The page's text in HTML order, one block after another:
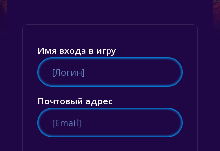
Имя входа в игру
Почтовый адрес